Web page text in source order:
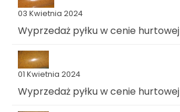
03 Kwietnia 2024
Wyprzedaż pyłku w cenie hurtowej
01 Kwietnia 2024
Wyprzedaż pyłku w cenie hurtowej